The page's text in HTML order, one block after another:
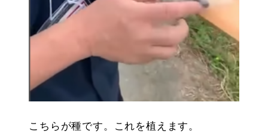
こちらが種です。これを植えます。